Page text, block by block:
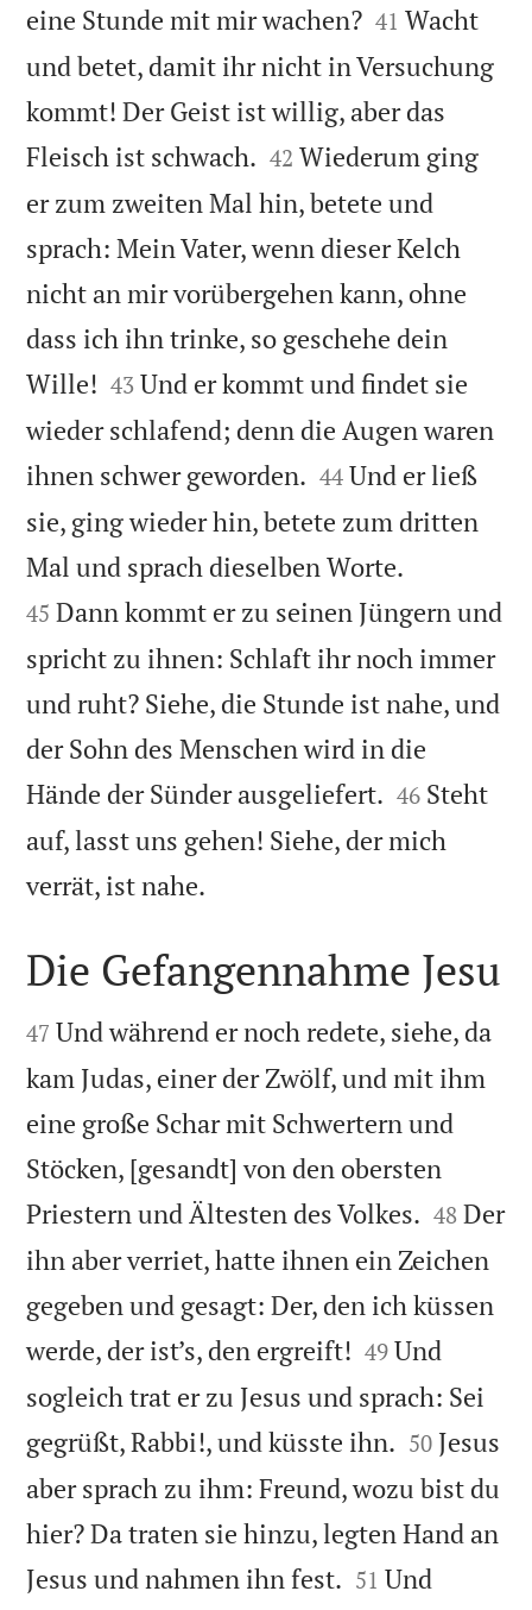
eine Stunde mit mir wachen?
41 Wacht
und betet, damit ihr nicht in Versuchung
kommt! Der Geist ist willig, aber das
Fleisch ist schwach. 

42 Wiederum ging
er zum zweiten Mal hin, betete und
sprach: Mein Vater, wenn dieser Kelch
nicht an mir vorübergehen kann, ohne
dass ich ihn trinke, so geschehe dein
Wille! 

43 Und er kommt und findet sie
wieder schlafend; denn die Augen waren
ihnen schwer geworden. 

44 Und er ließ
sie, ging wieder hin, betete zum dritten
Mal und sprach dieselben Worte.
45 Dann kommt er zu seinen Jüngern und
spricht zu ihnen: Schlaft ihr noch immer
und ruht? Siehe, die Stunde ist nahe, und
der Sohn des Menschen wird in die
Hände der Sünder ausgeliefert. 

46 Steht
auf, lasst uns gehen! Siehe, der mich
verrät, ist nahe.

Die Gefangennahme Jesu

47 Und während er noch redete, siehe, da
kam Judas, einer der Zwölf, und mit ihm
eine große Schar mit Schwertern und
Stöcken, [gesandt] von den obersten
Priestern und Ältesten des Volkes. 

48 Der
ihn aber verriet, hatte ihnen ein Zeichen
gegeben und gesagt: Der, den ich küssen
werde, der ist’s, den ergreift! 

49 Und
sogleich trat er zu Jesus und sprach: Sei
gegrüßt, Rabbi!, und küsste ihn. 

50 Jesus
aber sprach zu ihm: Freund, wozu bist du
hier? Da traten sie hinzu, legten Hand an
Jesus und nahmen ihn fest. 

51 Und